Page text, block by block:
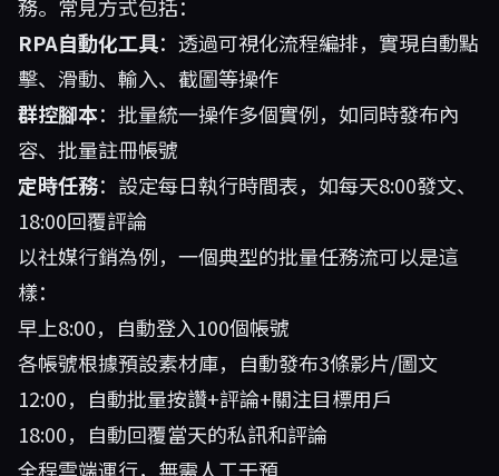
務。常見方式包括：
RPA自動化工具：透過可視化流程編排，實現自動點
擊、滑動、輸入、截圖等操作
群控腳本：批量統一操作多個實例，如同時發布內
容、批量註冊帳號
定時任務：設定每日執行時間表，如每天8:00發文、
18:00回覆評論
以社媒行銷為例，一個典型的批量任務流可以是這
樣：
早上8:00，自動登入100個帳號
各帳號根據預設素材庫，自動發布3條影片/圖文
12:00，自動批量按讚+評論+關注目標用戶
18:00，自動回覆當天的私訊和評論
全程雲端運行，無需人工干預